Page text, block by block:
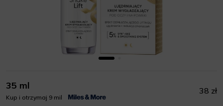
35 ml
Kup i otrzymaj 9 mil
38 zł